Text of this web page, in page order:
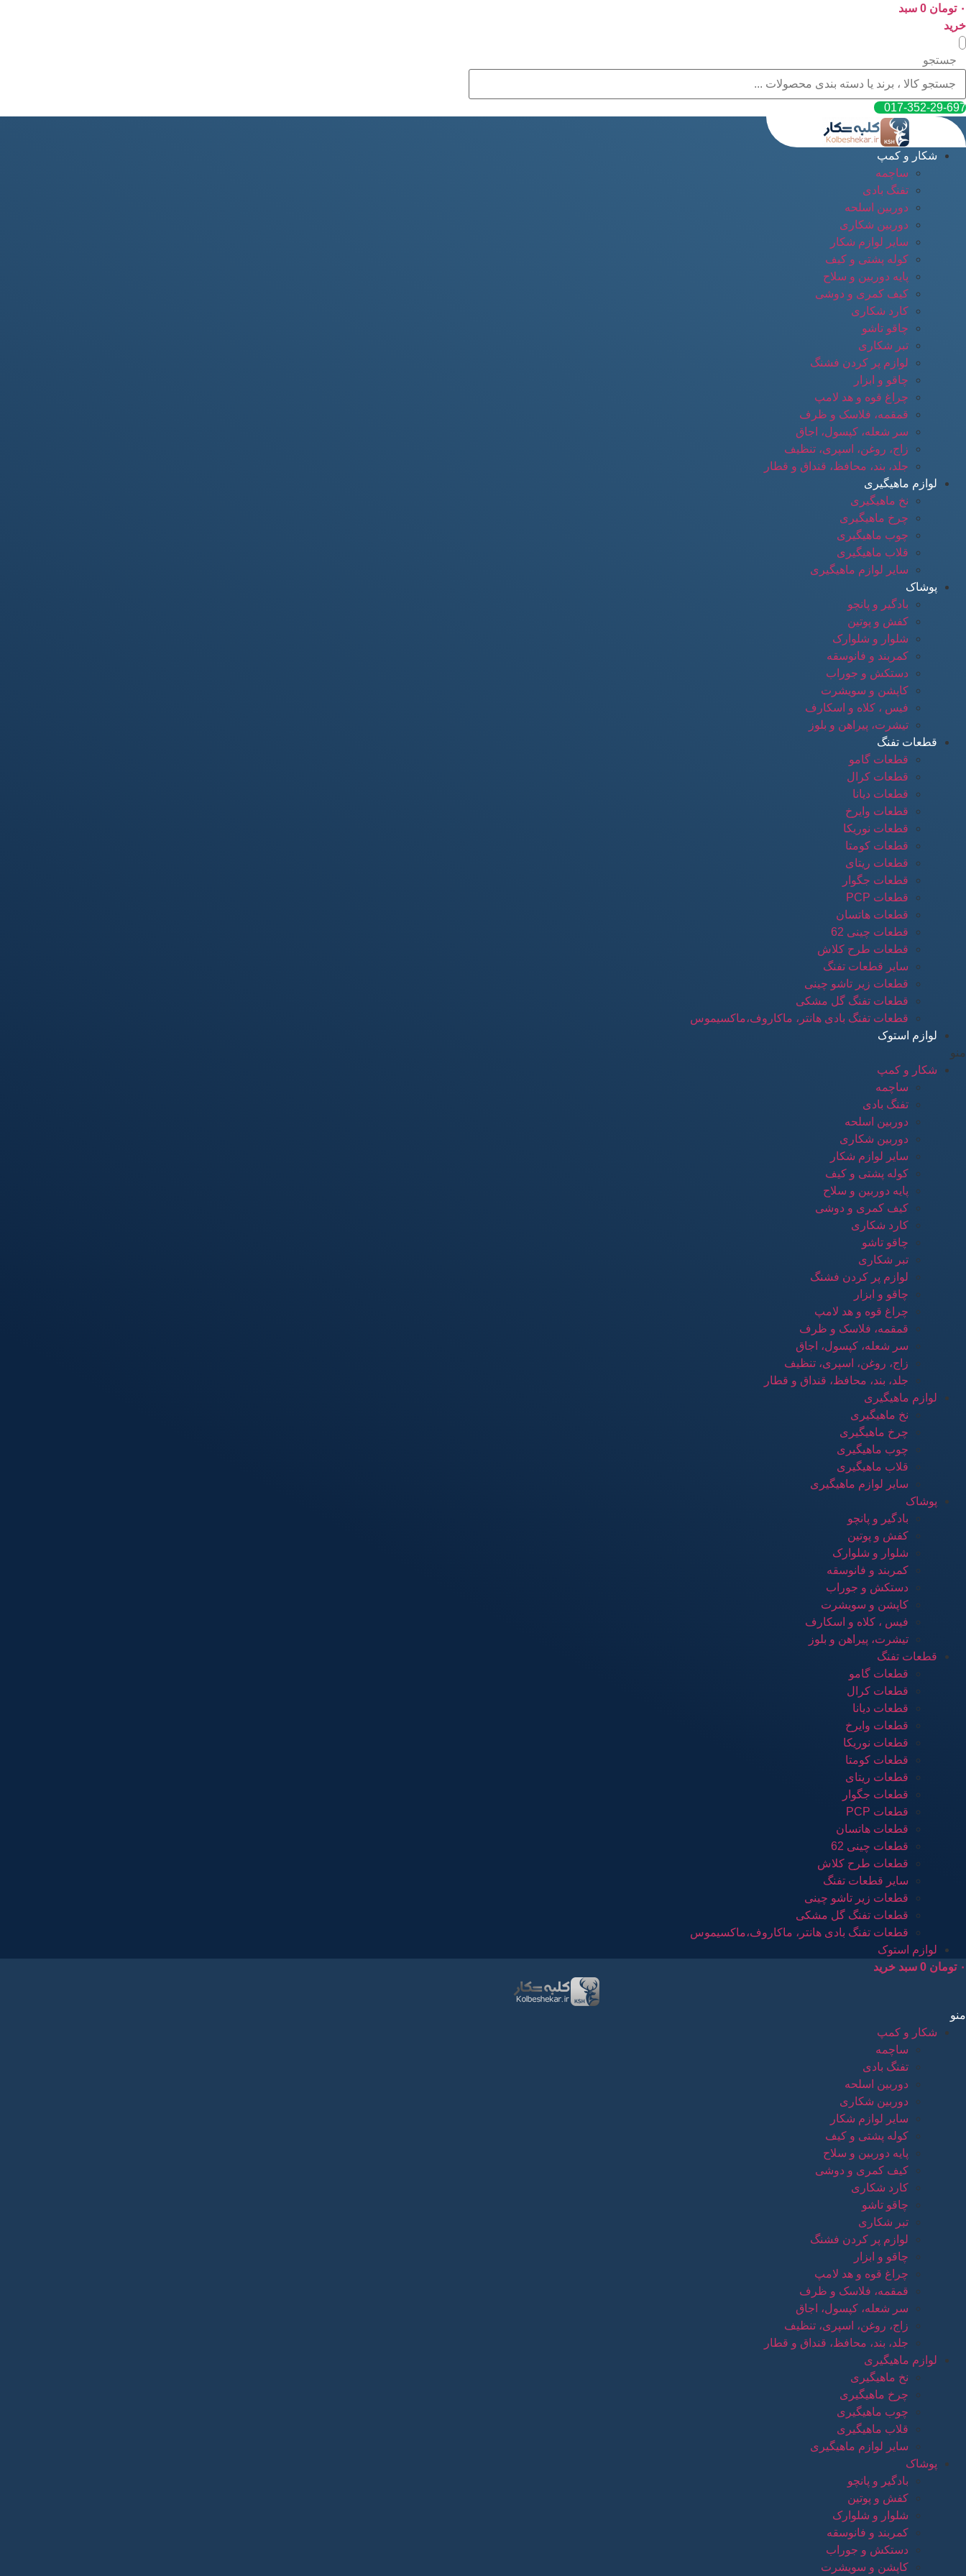
پرش
به
محتوا
۰ تومان 0 سبد
خرید
جستجو
017-352-29-697
شکار و کمپ
ساچمه
تفنگ بادی
دوربین اسلحه
دوربین شکاری
سایر لوازم شکار
کوله پشتی و کیف
پایه دوربین و سلاح
کیف کمری و دوشی
کارد شکاری
چاقو تاشو
تبر شکاری
لوازم پر کردن فشنگ
چاقو و ابزار
چراغ قوه و هد لامپ
قمقمه، فلاسک و ظرف
سر شعله، کپسول، اجاق
زاج، روغن، اسپری، تنظیف
جلد، بند، محافظ، قنداق و قطار
لوازم ماهیگیری
نخ ماهیگیری
چرخ ماهیگیری
چوب ماهیگیری
قلاب ماهیگیری
سایر لوازم ماهیگیری
پوشاک
بادگیر و پانچو
کفش و پوتین
شلوار و شلوارک
کمربند و فانوسقه
دستکش و جوراب
کاپشن و سویشرت
فیس ، کلاه و اسکارف
تیشرت، پیراهن و بلوز
قطعات تفنگ
قطعات گامو
قطعات کرال
قطعات دیانا
قطعات وایرخ
قطعات نوریکا
قطعات کومتا
قطعات ریتای
قطعات جگوار
قطعات PCP
قطعات هاتسان
قطعات چینی 62
قطعات طرح کلاش
سایر قطعات تفنگ
قطعات زیر تاشو چینی
قطعات تفنگ گل مشکی
قطعات تفنگ بادی هانتر، ماکاروف،ماکسیموس
لوازم استوک
منو
شکار و کمپ
ساچمه
تفنگ بادی
دوربین اسلحه
دوربین شکاری
سایر لوازم شکار
کوله پشتی و کیف
پایه دوربین و سلاح
کیف کمری و دوشی
کارد شکاری
چاقو تاشو
تبر شکاری
لوازم پر کردن فشنگ
چاقو و ابزار
چراغ قوه و هد لامپ
قمقمه، فلاسک و ظرف
سر شعله، کپسول، اجاق
زاج، روغن، اسپری، تنظیف
جلد، بند، محافظ، قنداق و قطار
لوازم ماهیگیری
نخ ماهیگیری
چرخ ماهیگیری
چوب ماهیگیری
قلاب ماهیگیری
سایر لوازم ماهیگیری
پوشاک
بادگیر و پانچو
کفش و پوتین
شلوار و شلوارک
کمربند و فانوسقه
دستکش و جوراب
کاپشن و سویشرت
فیس ، کلاه و اسکارف
تیشرت، پیراهن و بلوز
قطعات تفنگ
قطعات گامو
قطعات کرال
قطعات دیانا
قطعات وایرخ
قطعات نوریکا
قطعات کومتا
قطعات ریتای
قطعات جگوار
قطعات PCP
قطعات هاتسان
قطعات چینی 62
قطعات طرح کلاش
سایر قطعات تفنگ
قطعات زیر تاشو چینی
قطعات تفنگ گل مشکی
قطعات تفنگ بادی هانتر، ماکاروف،ماکسیموس
لوازم استوک
۰ تومان 0 سبد خرید
منو
شکار و کمپ
ساچمه
تفنگ بادی
دوربین اسلحه
دوربین شکاری
سایر لوازم شکار
کوله پشتی و کیف
پایه دوربین و سلاح
کیف کمری و دوشی
کارد شکاری
چاقو تاشو
تبر شکاری
لوازم پر کردن فشنگ
چاقو و ابزار
چراغ قوه و هد لامپ
قمقمه، فلاسک و ظرف
سر شعله، کپسول، اجاق
زاج، روغن، اسپری، تنظیف
جلد، بند، محافظ، قنداق و قطار
لوازم ماهیگیری
نخ ماهیگیری
چرخ ماهیگیری
چوب ماهیگیری
قلاب ماهیگیری
سایر لوازم ماهیگیری
پوشاک
بادگیر و پانچو
کفش و پوتین
شلوار و شلوارک
کمربند و فانوسقه
دستکش و جوراب
کاپشن و سویشرت